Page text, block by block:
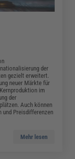
der
gezielt erweitert.
neuer Märkte für
im
der
Auch können
und Preisdifferenzen
Mehr lesen